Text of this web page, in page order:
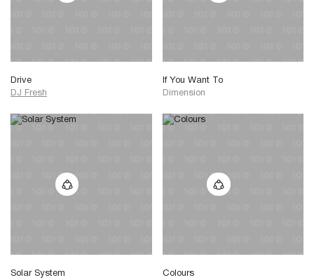
Drive
DJ Fresh
If You Want To
Dimension
Solar System
Colours